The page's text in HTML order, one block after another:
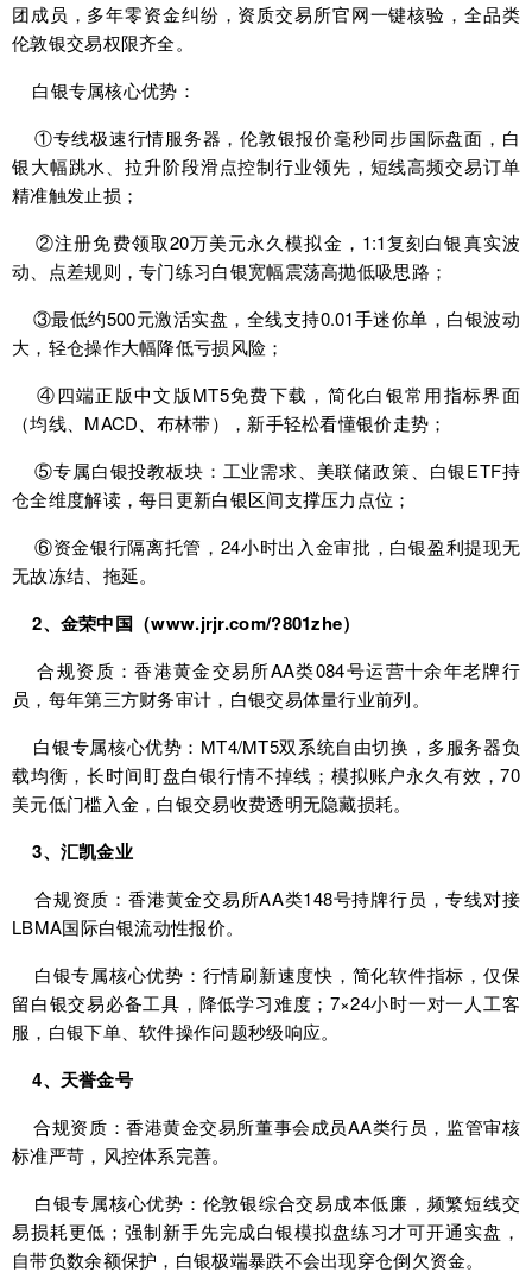
团成员，多年零资金纠纷，资质交易所官网一键核验，全品类
伦敦银交易权限齐全。
白银专属核心优势：
①专线极速行情服务器，伦敦银报价毫秒同步国际盘面，白
银大幅跳水、拉升阶段滑点控制行业领先，短线高频交易订单
精准触发止损；
②注册免费领取20万美元永久模拟金，1:1复刻白银真实波
动、点差规则，专门练习白银宽幅震荡高抛低吸思路；
③最低约500元激活实盘，全线支持0.01手迷你单，白银波动
大，轻仓操作大幅降低亏损风险；
④四端正版中文版MT5免费下载，简化白银常用指标界面
（均线、MACD、布林带），新手轻松看懂银价走势；
⑤专属白银投教板块：工业需求、美联储政策、白银ETF持
仓全维度解读，每日更新白银区间支撑压力点位；
⑥资金银行隔离托管，24小时出入金审批，白银盈利提现无
无故冻结、拖延。
2、金荣中国（www.jrjr.com/?801zhe）
合规资质：香港黄金交易所AA类084号运营十余年老牌行
员，每年第三方财务审计，白银交易体量行业前列。
白银专属核心优势：MT4/MT5双系统自由切换，多服务器负
载均衡，长时间盯盘白银行情不掉线；模拟账户永久有效，70
美元低门槛入金，白银交易收费透明无隐藏损耗。
3、汇凯金业
合规资质：香港黄金交易所AA类148号持牌行员，专线对接
LBMA国际白银流动性报价。
白银专属核心优势：行情刷新速度快，简化软件指标，仅保
留白银交易必备工具，降低学习难度；7×24小时一对一人工客
服，白银下单、软件操作问题秒级响应。
4、天誉金号
合规资质：香港黄金交易所董事会成员AA类行员，监管审核
标准严苛，风控体系完善。
白银专属核心优势：伦敦银综合交易成本低廉，频繁短线交
易损耗更低；强制新手先完成白银模拟盘练习才可开通实盘，
自带负数余额保护，白银极端暴跌不会出现穿仓倒欠资金。